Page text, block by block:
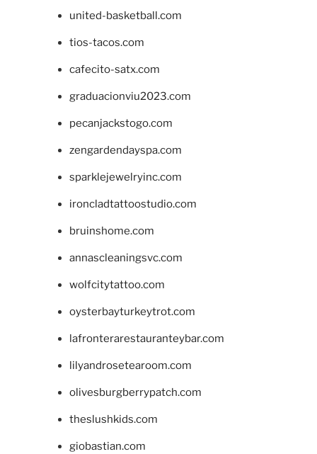
united-basketball.com
tios-tacos.com
cafecito-satx.com
graduacionviu2023.com
pecanjackstogo.com
zengardendayspa.com
sparklejewelryinc.com
ironcladtattoostudio.com
bruinshome.com
annascleaningsvc.com
wolfcitytattoo.com
oysterbayturkeytrot.com
lafronterarestauranteybar.com
lilyandrosetearoom.com
olivesburgberrypatch.com
theslushkids.com
giobastian.com